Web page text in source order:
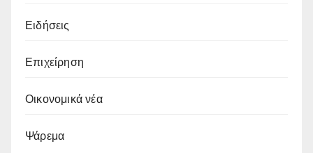
Ειδήσεις
Επιχείρηση
Οικονομικά νέα
Ψάρεμα